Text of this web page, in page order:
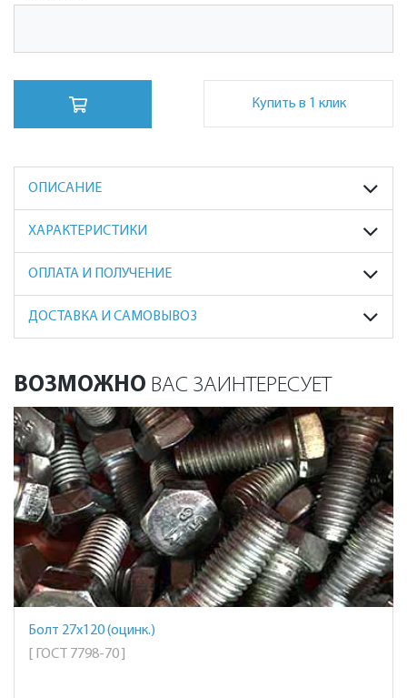
Купить в 1 клик
ОПИСАНИЕ
ХАРАКТЕРИСТИКИ
ОПЛАТА И ПОЛУЧЕНИЕ
ДОСТАВКА И САМОВЫВОЗ
ВОЗМОЖНО ВАС ЗАИНТЕРЕСУЕТ
Болт 27х120 (оцинк.)
[ ГОСТ 7798-70 ]